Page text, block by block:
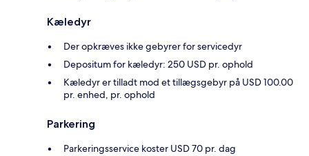
Kæledyr
Der opkræves ikke gebyrer for servicedyr
Depositum for kæledyr: 250 USD pr. ophold
Kæledyr er tilladt mod et tillægsgebyr på USD 100.00
pr. enhed, pr. ophold
Parkering
Parkeringsservice koster USD 70 pr. dag